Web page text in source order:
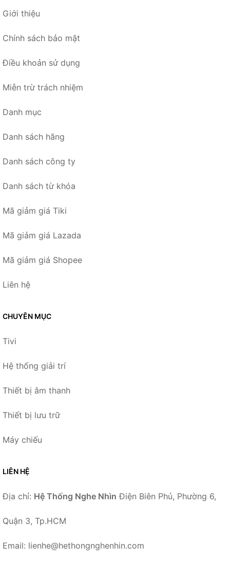
Giới thiệu
Chính sách bảo mật
Điều khoản sử dụng
Miễn trừ trách nhiệm
Danh mục
Danh sách hãng
Danh sách công ty
Danh sách từ khóa
Mã giảm giá Tiki
Mã giảm giá Lazada
Mã giảm giá Shopee
Liên hệ
CHUYÊN MỤC
Tivi
Hệ thống giải trí
Thiết bị âm thanh
Thiết bị lưu trữ
Máy chiếu
LIÊN HỆ
Địa chỉ: Hệ Thống Nghe Nhìn Điện Biên Phủ, Phường 6,
Quận 3, Tp.HCM
Email: lienhe@hethongnghenhin.com